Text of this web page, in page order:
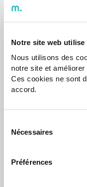
Notre site web utilise
Nous utilisons des
notre site et
Ces cookies ne sont
accord.
Nécessaires
Préférences
Eventos
Agapiers do Porto
Escape Room